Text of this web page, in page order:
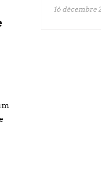
16 décembre